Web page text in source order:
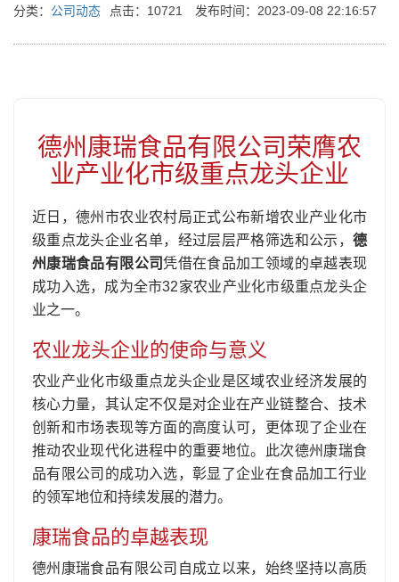
分类： 公司动态 点击：10721 发布时间：2023-09-08 22:16:57
德州康瑞食品有限公司荣膺农
业产业化市级重点龙头企业
近日，德州市农业农村局正式公布新增农业产业化市
级重点龙头企业名单，经过层层严格筛选和公示， 德
州康瑞食品有限公司凭借在食品加工领域的卓越表现
成功入选，成为全市32家农业产业化市级重点龙头企
业之一。
农业龙头企业的使命与意义
农业产业化市级重点龙头企业是区域农业经济发展的
核心力量，其认定不仅是对企业在产业链整合、技术
创新和市场表现等方面的高度认可，更体现了企业在
推动农业现代化进程中的重要地位。此次德州康瑞食
品有限公司的成功入选，彰显了企业在食品加工行业
的领军地位和持续发展的潜力。
康瑞食品的卓越表现
德州康瑞食品有限公司自成立以来，始终坚持以高质